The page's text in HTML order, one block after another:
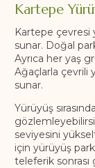
Kartepe
Kartepe çevresi
sunar. Doğal
Ayrıca her yaş
Ağaçlarla çevrili
sunar.
Yürüyüş
seviyesini
için yürüyüş
teleferik sonrası